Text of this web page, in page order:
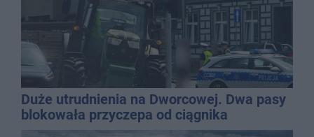
Duże utrudnienia na Dworcowej. Dwa pasy
blokowała przyczepa od ciągnika